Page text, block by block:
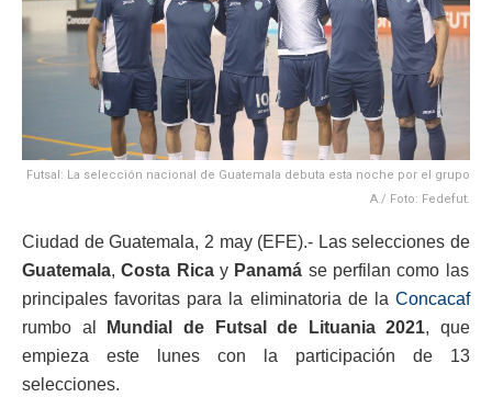
Futsal: La selección nacional de Guatemala debuta esta noche por el grupo
A./ Foto: Fedefut.
Ciudad de Guatemala, 2 may (EFE).- Las selecciones de
Guatemala,Costa Ricay Panamá se perfilan como las
principales favoritas para la eliminatoria de la Concacaf
rumbo al
Mundial de Futsal de Lituania 2021, que
empieza este lunes con la participación de 13
selecciones.